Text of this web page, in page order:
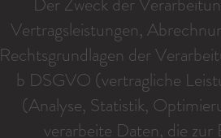
Vertragsleistungen,
Rechtsgrundlagen der
b DSGVO (vertragliche
(Analyse, Statistik,
verarbeite Daten, die